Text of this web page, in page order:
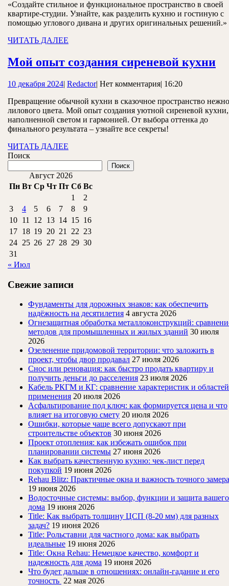
кухня
и
гостиная
2024
«Создайте стильное и функциональное пространство в своей
квартире-студии. Узнайте, как разделить кухню и гостиную с
помощью углового дивана и других оригинальных решений.»
ЧИТАТЬ ДАЛЕЕ
Мой опыт создания сиреневой кухни
10 декабря 202410
2024
| RedactorRedactor
| Нет комментария| 16:20
Превращение обычной кухни в сказочное пространство
лилового цвета. Мой опыт создания уютной сиреневой кухни,
наполненной светом и гармонией. От выбора оттенка до
финального результата – узнайте все секреты!
ЧИТАТЬ ДАЛЕЕ
Поиск
Поиск
Август 2026
Пн Вт Ср Чт Пт Сб Вс
1
2
3
4 5 6 7 8
9
10 11 12 13 14 15 16
17 18 19 20 21 22 23
24 25 26 27 28 29 30
31
« Июл
Свежие записи
Фундаменты для дорожных знаков: как обеспечить
надёжность на десятилетия 4 августа 2026
Огнезащитная обработка металлоконструкций:
методов для промышленных и жилых зданий 30 июля
2026
Озеленение придомовой территории: что заложить в
проект, чтобы двор продавал 27 июля 2026
Снос или реновация: как быстро продать квартиру и
получить деньги до расселения 23 июля 2026
Кабель РКГМ и КГ: сравнение характеристик и областей
применения 20 июля 2026
Асфальтирование под ключ: как формируется цена и что
влияет на итоговую смету 20 июля 2026
Ошибки, которые чаще всего допускают при
строительстве объектов 30 июня 2026
Проект отопления: как избежать ошибок при
планировании системы 27 июня 2026
Как выбрать качественную кухню: чек-лист перед
покупкой 19 июня 2026
Rehau Blitz: Практичные окна и важность точного замера
19 июня 2026
Водосточные системы: выбор, функции и защита вашего
дома 19 июня 2026
Title: Как выбрать толщину ЦСП (8-20 мм) для разных
задач? 19 июня 2026
Title: Рольставни для частного дома: как выбрать
идеальные 19 июня 2026
Title: Окна Rehau: Немецкое качество, комфорт и
надежность для дома 19 июня 2026
Что будет дальше в отношениях: онлайн-гадание и его
точность 22 мая 2026